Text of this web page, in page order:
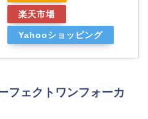
楽天市場
Yahooショッピング
フェクトワンフォーカ